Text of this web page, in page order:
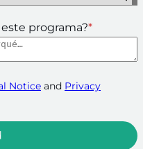
programa?*
Notice and Privacy